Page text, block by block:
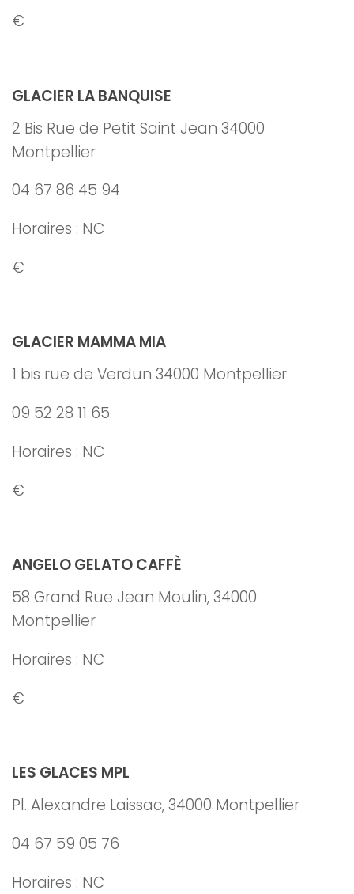
€
GLACIER LA BANQUISE
2 Bis Rue de Petit Saint Jean 34000
Montpellier
04 67 86 45 94
Horaires : NC
€
GLACIER MAMMA MIA
1 bis rue de Verdun 34000 Montpellier
09 52 28 11 65
Horaires : NC
€
ANGELO GELATO CAFFÈ
58 Grand Rue Jean Moulin, 34000
Montpellier
Horaires : NC
€
LES GLACES MPL
Pl. Alexandre Laissac, 34000 Montpellier
04 67 59 05 76
Horaires : NC